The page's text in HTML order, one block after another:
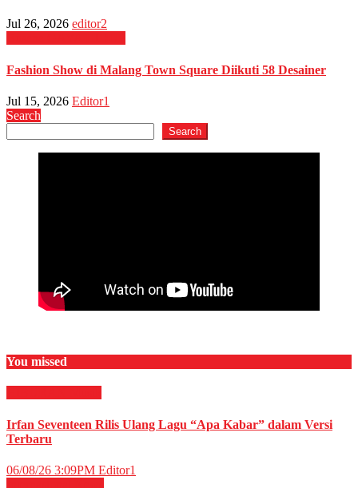
Jul 26, 2026 editor2
Fashion Show di Malang Town Square Diikuti 58 Desainer
Jul 15, 2026 Editor1
Search
Search
You missed
Irfan Seventeen Rilis Ulang Lagu “Apa Kabar” dalam Versi
Terbaru
06/08/26 3:09PM Editor1